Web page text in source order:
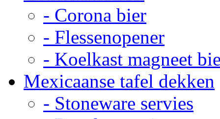
- Corona bier
- Flessenopener
- Koelkast magneet
Mexicaanse tafel dekken
- Stoneware servies